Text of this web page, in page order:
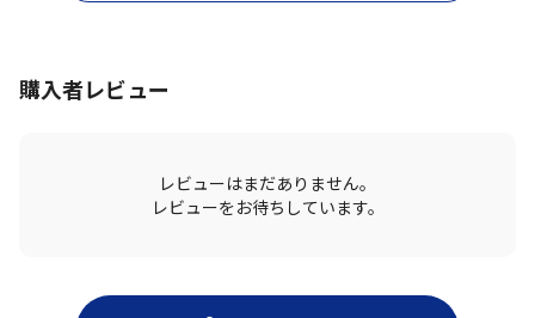
購入者レビュー
レビューはまだありません。
レビューをお待ちしています。